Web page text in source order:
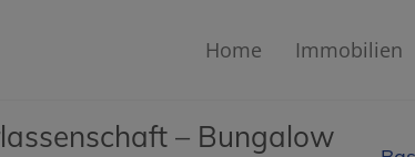
Home Immobilien
– Bungalow